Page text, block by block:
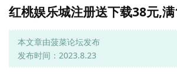
红桃娱乐城注册送下载38元,
本文章由菠菜论坛发布
发布时间：2023.8.23